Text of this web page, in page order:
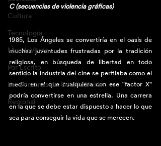
Cultura
Tecnología
MundoVerde
Por Escrito
Las ventanas de Cecilia Durán
Regional
C (secuencias de violencia gráficas)
1985, Los Ángeles se convertiría en el oasis de
muchas juventudes frustradas por la tradición
religiosa, en búsqueda de libertad en todo
sentido la industria del cine se perfilaba como el
medio en el que cualquiera con ese "factor X"
podría convertirse en una estrella. Una carrera
en la que se debe estar dispuesto a hacer lo que
sea para conseguir la vida que se merecen.